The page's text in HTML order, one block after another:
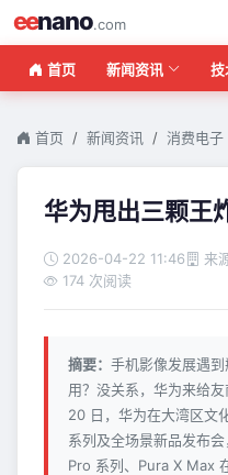
eenano.com
首页 新闻资讯 技
首页 新闻资讯 消费电子
华为甩出三颗王
2026-04-22 11:46 来
174 次阅读
摘要： 手机影像发展遇
用？没关系，华为来给
20 日，华为在大湾区文
系列及全场景新品发布
Pro 系列、Pura X Max